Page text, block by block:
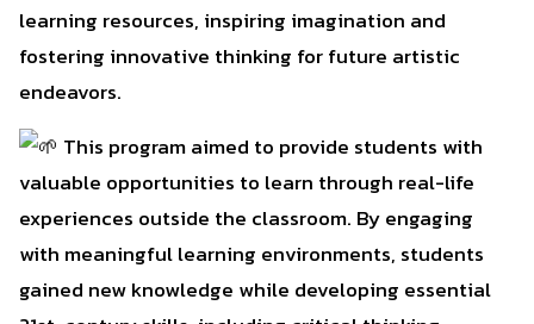
learning resources, inspiring imagination and
fostering innovative thinking for future artistic
endeavors.
This program aimed to provide students with
valuable opportunities to learn through real-life
experiences outside the classroom. By engaging
with meaningful learning environments, students
gained new knowledge while developing essential